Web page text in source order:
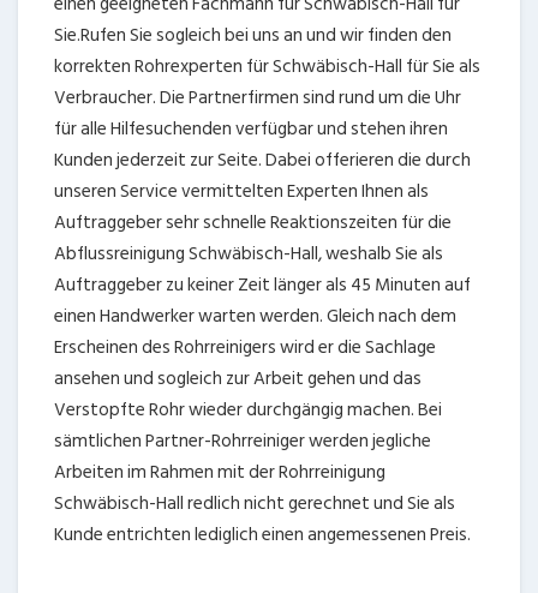
Sie.Rufen Sie sogleich bei uns an und wir finden den
korrekten Rohrexperten für Schwäbisch-Hall für Sie als
Verbraucher. Die Partnerfirmen sind rund um die Uhr
für alle Hilfesuchenden verfügbar und stehen ihren
Kunden jederzeit zur Seite. Dabei offerieren die durch
unseren Service vermittelten Experten Ihnen als
Auftraggeber sehr schnelle Reaktionszeiten für die
Abflussreinigung Schwäbisch-Hall, weshalb Sie als
Auftraggeber zu keiner Zeit länger als 45 Minuten auf
einen Handwerker warten werden. Gleich nach dem
Erscheinen des Rohrreinigers wird er die Sachlage
ansehen und sogleich zur Arbeit gehen und das
Verstopfte Rohr wieder durchgängig machen. Bei
sämtlichen Partner-Rohrreiniger werden jegliche
Arbeiten im Rahmen mit der Rohrreinigung
Schwäbisch-Hall redlich nicht gerechnet und Sie als
Kunde entrichten lediglich einen angemessenen Preis.